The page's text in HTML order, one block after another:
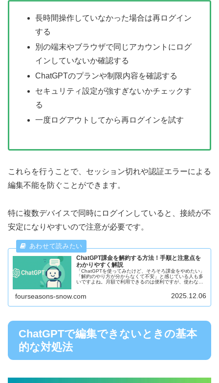
長時間操作していなかった場合は再ログイン
する
別の端末やブラウザで同じアカウントにログ
インしていないか確認する
ChatGPTのプランや制限内容を確認する
セキュリティ設定が強すぎないかチェックす
る
一度ログアウトしてから再ログインを試す
これらを行うことで、セッション切れや認証エラーによる
編集不能を防ぐことができます。
特に複数デバイスで同時にログインしていると、接続が不
安定になりやすいので注意が必要です。
ChatGPT課金を解約する方法！手順と注意点を
わかりやすく解説
「ChatGPTを使ってみたけど、そろそろ課金をやめたい」
「解約のやり方が分からなくて不安」と感じている人も多
いですよね。月額で利用できるのは便利ですが、使わなく
fourseasons-snow.com 2025.12.06
ChatGPTで編集できないときの基本
的な対処法